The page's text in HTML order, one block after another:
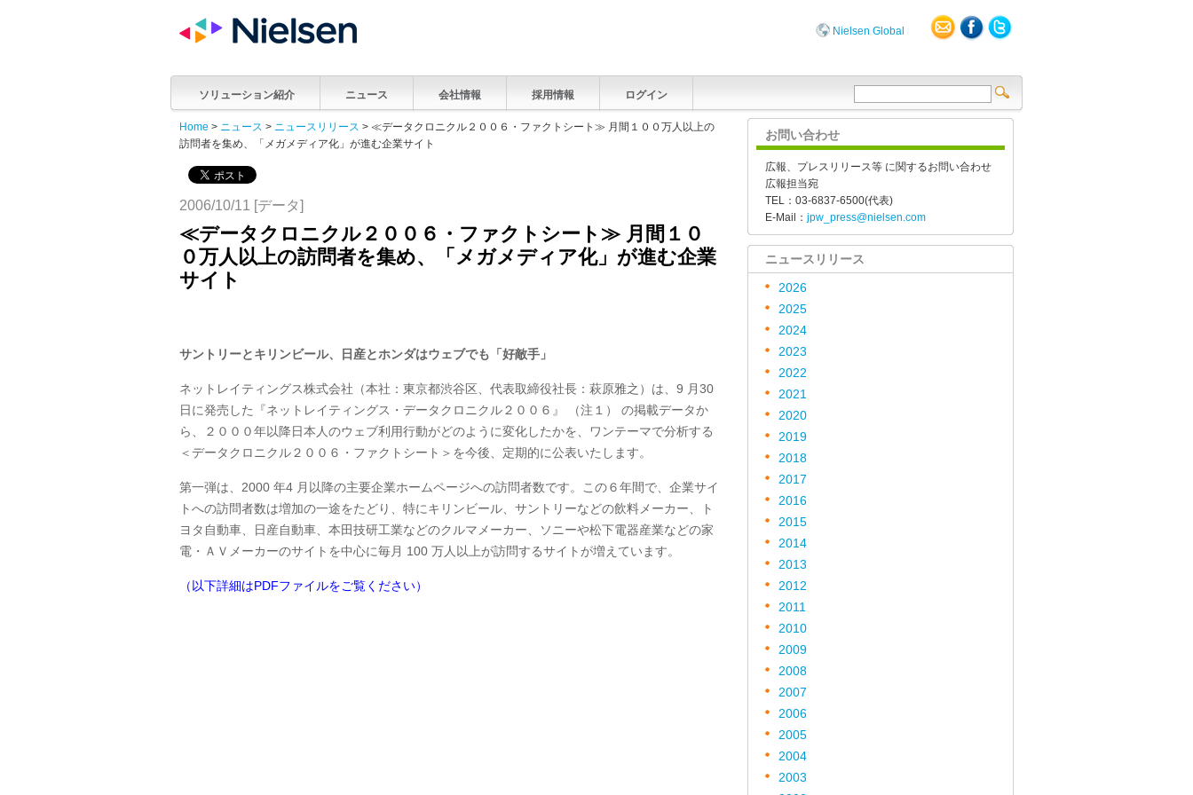
Nielsen Global
ソリューション紹介 ニュース 会社情報 採用情報 ログイン
Home > ニュース > ニュースリリース > ≪データクロニクル２００６・ファクトシート≫ 月間１００万人以上の
訪問者を集め、「メガメディア化」が進む企業サイト
2006/10/11 [データ]
≪データクロニクル２００６・ファクトシート≫ 月間１０
０万人以上の訪問者を集め、「メガメディア化」が進む企業
サイト
サントリーとキリンビール、日産とホンダはウェブでも「好敵手」
ネットレイティングス株式会社（本社：東京都渋谷区、代表取締役社長：萩原雅之）は、9 月30
日に発売した『ネットレイティングス・データクロニクル２００６』 （注１） の掲載データか
ら、２０００年以降日本人のウェブ利用行動がどのように変化したかを、ワンテーマで分析する
＜データクロニクル２００６・ファクトシート＞を今後、定期的に公表いたします。
第一弾は、2000 年4 月以降の主要企業ホームページへの訪問者数です。この６年間で、企業サイ
トへの訪問者数は増加の一途をたどり、特にキリンビール、サントリーなどの飲料メーカー、ト
ヨタ自動車、日産自動車、本田技研工業などのクルマメーカー、ソニーや松下電器産業などの家
電・ＡＶメーカーのサイトを中心に毎月 100 万人以上が訪問するサイトが増えています。
（以下詳細はPDFファイルをご覧ください）
お問い合わせ
広報、プレスリリース等 に関するお問い合わせ
広報担当宛
TEL：03-6837-6500(代表)
E-Mail： jpw_press@nielsen.com
ニュースリリース
2026
2025
2024
2023
2022
2021
2020
2019
2018
2017
2016
2015
2014
2013
2012
2011
2010
2009
2008
2007
2006
2005
2004
2003